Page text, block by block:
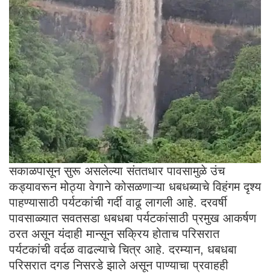
सकाळपासून सुरू असलेल्या संततधार पावसामुळे उंच
कड्यावरून मोठ्या वेगाने कोसळणाऱ्या धबधब्याचे विहंगम दृश्य
पाहण्यासाठी पर्यटकांची गर्दी वाढू लागली आहे. दरवर्षी
पावसाळ्यात सवतसडा धबधबा पर्यटकांसाठी प्रमुख आकर्षण
ठरत असून यंदाही मान्सून सक्रिय होताच परिसरात
पर्यटकांची वर्दळ वाढल्याचे चित्र आहे. दरम्यान, धबधबा
परिसरात दगड निसरडे झाले असून पाण्याचा प्रवाहही